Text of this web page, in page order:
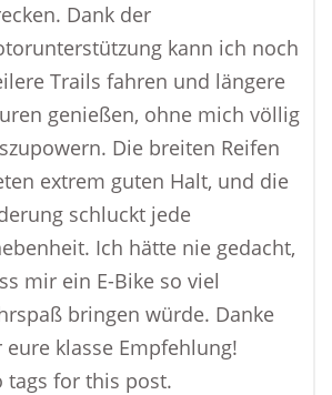
Dank der
kann ich noch
Trails fahren und längere
genießen, ohne mich völlig
Die breiten Reifen
extrem guten Halt, und die
schluckt jede
Ich hätte nie gedacht,
mir ein E-Bike so viel
bringen würde. Danke
eure klasse Empfehlung!
tags for this post.